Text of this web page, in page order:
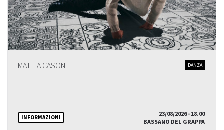
MATTIA CASON DANZA
INFORMAZIONI
23/08/2026 - 18.00
BASSANO DEL GRAPPA